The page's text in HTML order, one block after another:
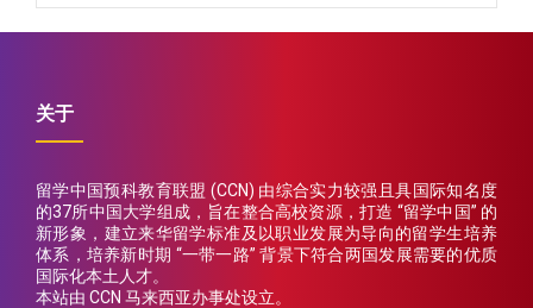
关于
留学中国预科教育联盟 (CCN) 由综合实力较强且具国际知名度
的37所中国大学组成，旨在整合高校资源，打造 “留学中国” 的
新形象，建立来华留学标准及以职业发展为导向的留学生培养
体系，培养新时期 “一带一路” 背景下符合两国发展需要的优质
国际化本土人才。
本站由 CCN 马来西亚办事处设立。